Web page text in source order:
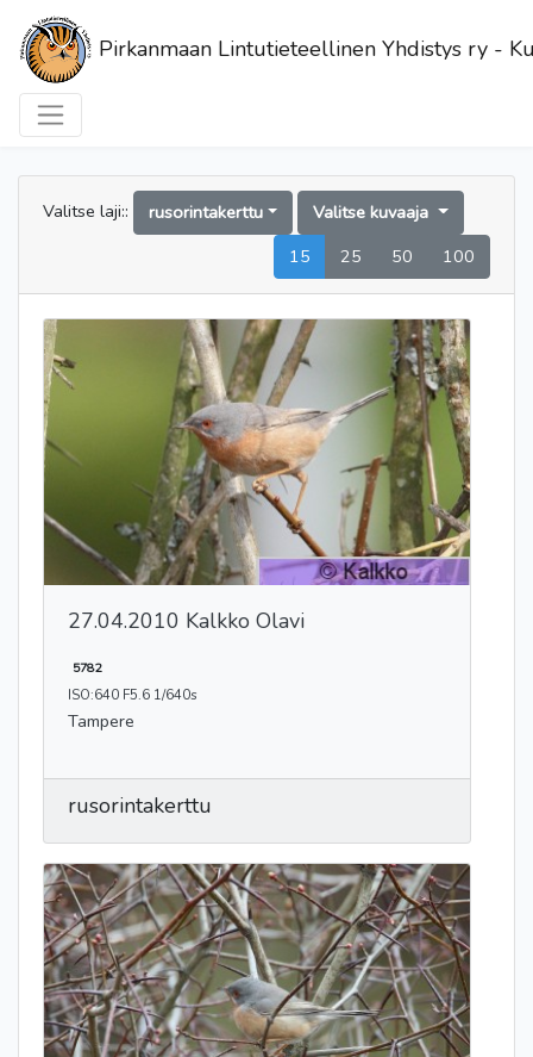
Pirkanmaan Lintutieteellinen Yhdistys ry -
Valitse laji:: rusorintakerttu
Valitse kuvaaja
15
25 50 100
27.04.2010 Kalkko Olavi
5782
ISO:640 F5.6 1/640s
Tampere
rusorintakerttu